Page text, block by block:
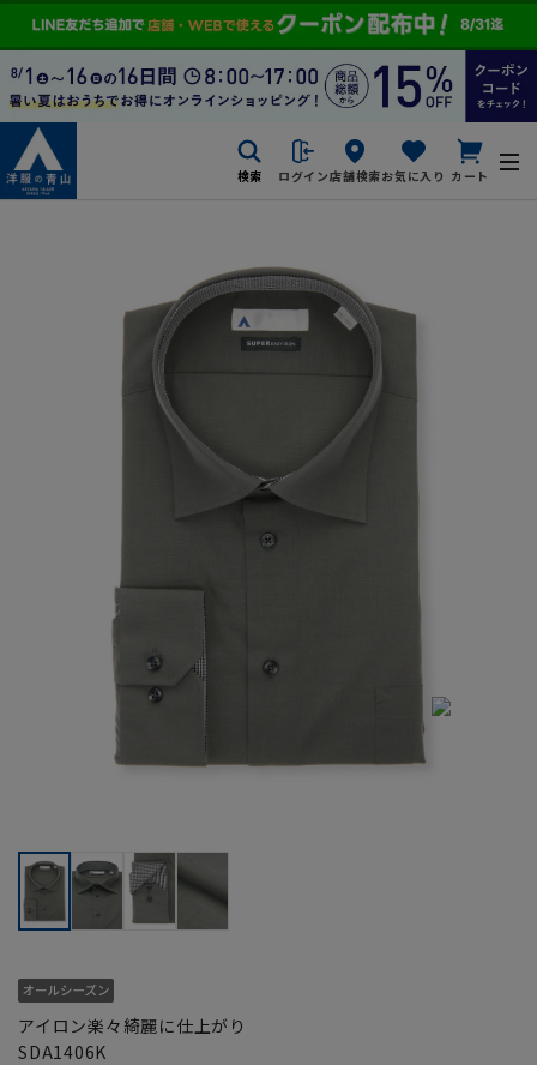
検索 ログイン店舗検索お気に入り カート
アイロン楽々綺麗に仕上がり
SDA1406K